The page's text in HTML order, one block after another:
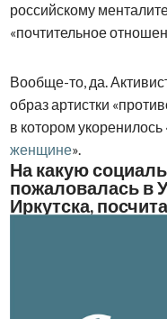
российскому
«почтительное
Вообще-то, да.
образ артистки
в котором
женщине».
На какую
пожаловалась в
Иркутска,